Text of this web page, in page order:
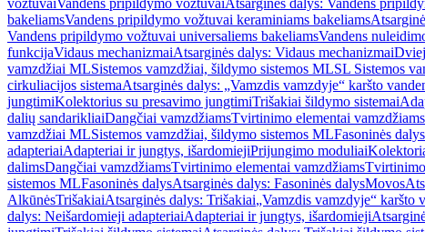
vožtuvaiVandens pripildymo vožtuvaiAtsarginės dalys: Vandens
bakeliamsVandens pripildymo vožtuvai keraminiams bakeliams
Vandens pripildymo vožtuvai universaliems bakeliamsVandens
funkcijaVidaus mechanizmaiAtsarginės dalys: Vidaus mechanizmai
vamzdžiai MLSistemos vamzdžiai, šildymo sistemos MLSL Sistemos
cirkuliacijos sistemaAtsarginės dalys: „Vamzdis vamzdyje“ karšto
jungtimiKolektorius su presavimo jungtimiTrišakiai šildymo sistemai
dalių sandarikliaiDangčiai vamzdžiamsTvirtinimo elementai vamzdžiams
vamzdžiai MLSistemos vamzdžiai, šildymo sistemos MLFasoninės dalys
adapteriaiAdapteriai ir jungtys, išardomiejiPrijungimo moduliai
dalimsDangčiai vamzdžiamsTvirtinimo elementai vamzdžiams
sistemos MLFasoninės dalysAtsarginės dalys: Fasoninės dalysMovos
AlkūnėsTrišakiaiAtsarginės dalys: Trišakiai„Vamzdis vamzdyje“ karšto
dalys: Neišardomieji adapteriaiAdapteriai ir jungtys, išardomieji